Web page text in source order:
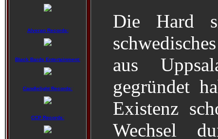
Alveran Records:
Black Bards Entertainment:
Candlelight Records:
CCP Records:
Die Hard
aus
gegründet
Existenz
Wechsel